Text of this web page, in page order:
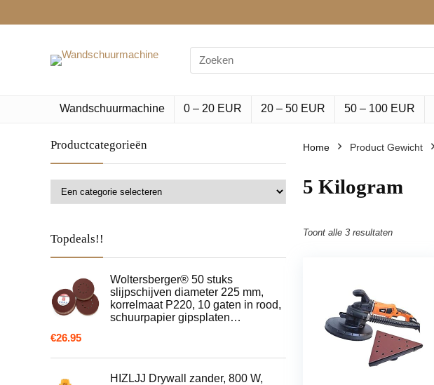
Search
for:
Wandschuurmachine 0 – 20 EUR 20 – 50 EUR 50 – 100 EUR
Productcategorieën
Topdeals!!
Woltersberger® 50 stuks
slijpschijven diameter 225 mm,
korrelmaat P220, 10 gaten in rood,
schuurpapier gipsplaten…
€26.95
HIZLJJ Drywall zander, 800 W,
Home Product Gewicht
‎5 Kilogram
Toont alle 3 resultaten